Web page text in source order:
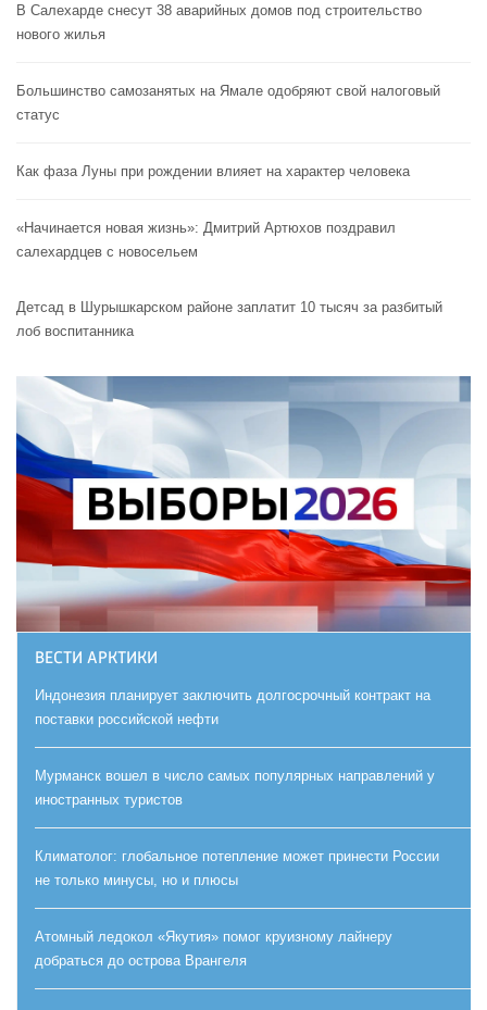
В Салехарде снесут 38 аварийных домов под строительство
нового жилья
Большинство самозанятых на Ямале одобряют свой налоговый
статус
Как фаза Луны при рождении влияет на характер человека
«Начинается новая жизнь»: Дмитрий Артюхов поздравил
салехардцев с новосельем
Детсад в Шурышкарском районе заплатит 10 тысяч за разбитый
лоб воспитанника
ВЕСТИ АРКТИКИ
Индонезия планирует заключить долгосрочный контракт на
поставки российской нефти
Мурманск вошел в число самых популярных направлений у
иностранных туристов
Климатолог: глобальное потепление может принести России
не только минусы, но и плюсы
Атомный ледокол «Якутия» помог круизному лайнеру
добраться до острова Врангеля